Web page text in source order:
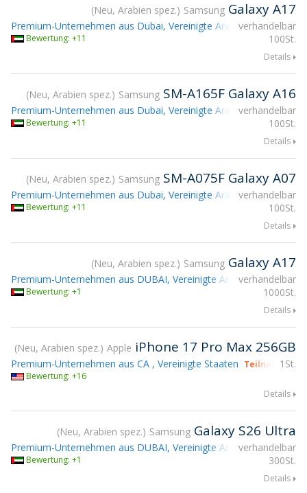
Neu, Arabien spez. Samsung Galaxy A17
verhandelbar
100St.
Premium-Unternehmen aus Dubai, Vereinigte Arabische Emirate
Bewertung: +11
Details
Neu, Arabien spez. Samsung SM-A165F Galaxy A16
verhandelbar
100St.
Premium-Unternehmen aus Dubai, Vereinigte Arabische Emirate
Bewertung: +11
Details
Neu, Arabien spez. Samsung SM-A075F Galaxy A07
verhandelbar
100St.
Premium-Unternehmen aus Dubai, Vereinigte Arabische Emirate
Bewertung: +11
Details
Neu, Arabien spez. Samsung Galaxy A17
verhandelbar
1000St.
Premium-Unternehmen aus DUBAI, Vereinigte Arabische Emirate
Bewertung: +1
Details
Neu, Arabien spez. Apple iPhone 17 Pro Max 256GB
1St.
Premium-Unternehmen aus CA , Vereinigte Staaten Teilnahme
Bewertung: +16
Details
Neu, Arabien spez. Samsung Galaxy S26 Ultra
verhandelbar
300St.
Premium-Unternehmen aus DUBAI, Vereinigte Arabische Emirate
Bewertung: +1
Details